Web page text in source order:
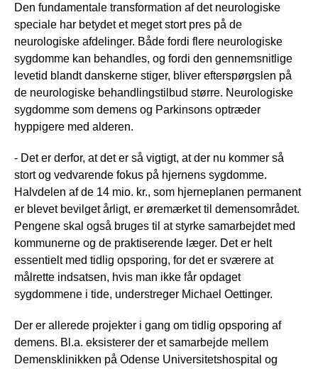
Den fundamentale transformation af det neurologiske
speciale har betydet et meget stort pres på de
neurologiske afdelinger. Både fordi flere neurologiske
sygdomme kan behandles, og fordi den gennemsnitlige
levetid blandt danskerne stiger, bliver efterspørgslen på
de neurologiske behandlingstilbud større. Neurologiske
sygdomme som demens og Parkinsons optræder
hyppigere med alderen.
- Det er derfor, at det er så vigtigt, at der nu kommer så
stort og vedvarende fokus på hjernens sygdomme.
Halvdelen af de 14 mio. kr., som hjerneplanen permanent
er blevet bevilget årligt, er øremærket til demensområdet.
Pengene skal også bruges til at styrke samarbejdet med
kommunerne og de praktiserende læger. Det er helt
essentielt med tidlig opsporing, for det er sværere at
målrette indsatsen, hvis man ikke får opdaget
sygdommene i tide, understreger Michael Oettinger.
Der er allerede projekter i gang om tidlig opsporing af
demens. Bl.a. eksisterer der et samarbejde mellem
Demensklinikken på Odense Universitetshospital og